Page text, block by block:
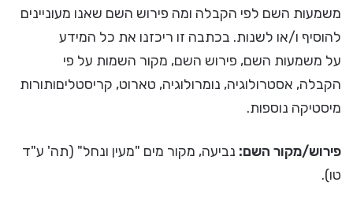
משמעות השם לפי הקבלה ומה פירוש השם שאנו מעוניינים
להוסיף ו/או לשנות. בכתבה זו ריכזנו את כל המידע
על משמעות השם, פירוש השם, מקור השמות על פי
הקבלה, אסטרולוגיה, נומרולוגיה, טארוט, קריסטליםותורות
מיסטיקה נוספות.
פירוש/מקור השם: נביעה, מקור מים "מעין ונחל" (תה' ע"ד
טו).